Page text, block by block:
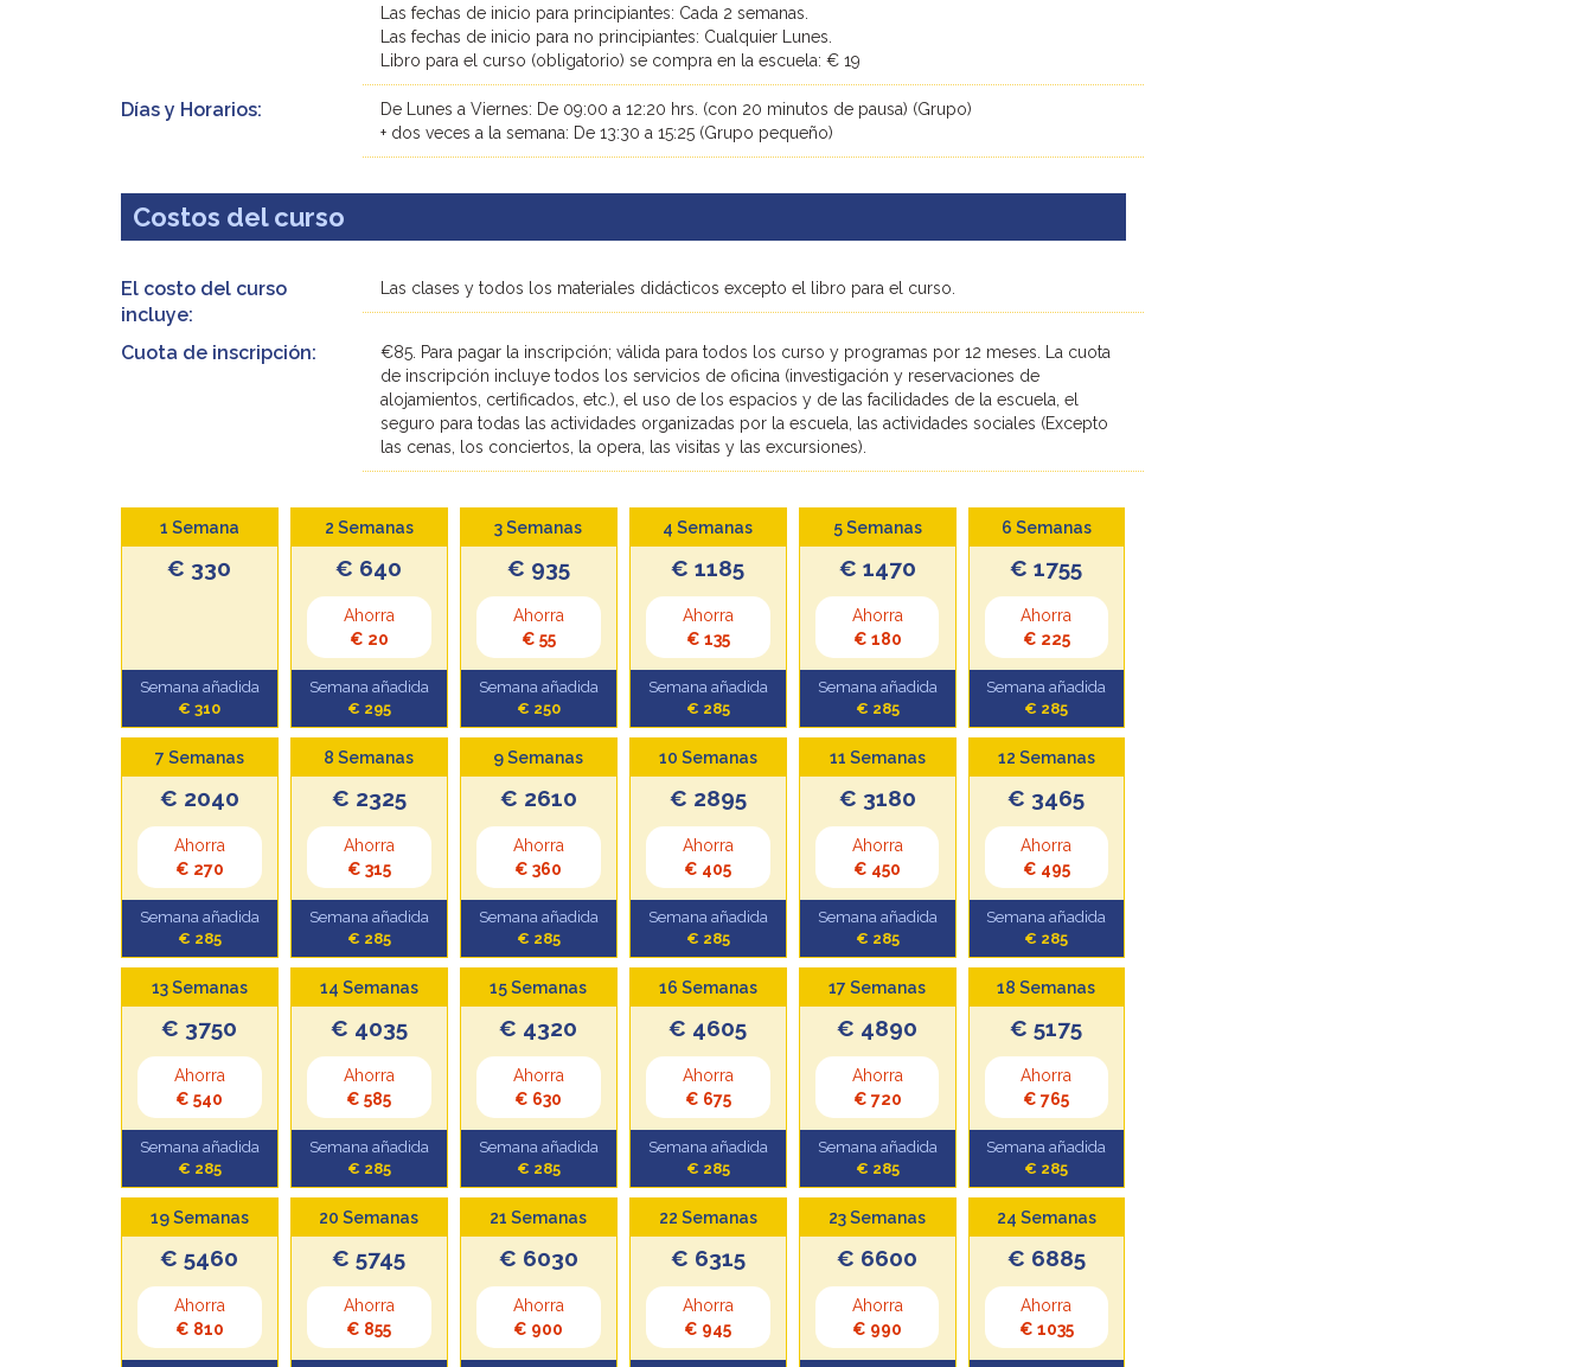
Las fechas de inicio para principiantes: Cada 2 semanas.
Las fechas de inicio para no principiantes: Cualquier Lunes.
Libro para el curso (obligatorio) se compra en la escuela: € 19
Días y Horarios:
De Lunes a Viernes: De 09:00 a 12:20 hrs. (con 20 minutos de pausa) (Grupo)
+ dos veces a la semana: De 13:30 a 15:25 (Grupo pequeño)
Costos del curso
El costo del curso
incluye:
Las clases y todos los materiales didácticos excepto el libro para el curso.
Cuota de inscripción:
€85. Para pagar la inscripción; válida para todos los curso y programas por 12 meses. La cuota
de inscripción incluye todos los servicios de oficina (investigación y reservaciones de
alojamientos, certificados, etc.), el uso de los espacios y de las facilidades de la escuela, el
seguro para todas las actividades organizadas por la escuela, las actividades sociales (Excepto
las cenas, los conciertos, la opera, las visitas y las excursiones).
1 Semana
€ 330
Semana añadida
€ 310
2 Semanas
€ 640
Ahorra
€ 20
Semana añadida
€ 295
3 Semanas
€ 935
Ahorra
€ 55
Semana añadida
€ 250
4 Semanas
€ 1185
Ahorra
€ 135
Semana añadida
€ 285
5 Semanas
€ 1470
Ahorra
€ 180
Semana añadida
€ 285
6 Semanas
€ 1755
Ahorra
€ 225
Semana añadida
€ 285
7 Semanas
€ 2040
Ahorra
€ 270
Semana añadida
€ 285
8 Semanas
€ 2325
Ahorra
€ 315
Semana añadida
€ 285
9 Semanas
€ 2610
Ahorra
€ 360
Semana añadida
€ 285
10 Semanas
€ 2895
Ahorra
€ 405
Semana añadida
€ 285
11 Semanas
€ 3180
Ahorra
€ 450
Semana añadida
€ 285
12 Semanas
€ 3465
Ahorra
€ 495
Semana añadida
€ 285
13 Semanas
€ 3750
Ahorra
€ 540
Semana añadida
€ 285
14 Semanas
€ 4035
Ahorra
€ 585
Semana añadida
€ 285
15 Semanas
€ 4320
Ahorra
€ 630
Semana añadida
€ 285
16 Semanas
€ 4605
Ahorra
€ 675
Semana añadida
€ 285
17 Semanas
€ 4890
Ahorra
€ 720
Semana añadida
€ 285
18 Semanas
€ 5175
Ahorra
€ 765
Semana añadida
€ 285
19 Semanas
€ 5460
Ahorra
€ 810
20 Semanas
€ 5745
Ahorra
€ 855
21 Semanas
€ 6030
Ahorra
€ 900
22 Semanas
€ 6315
Ahorra
€ 945
23 Semanas
€ 6600
Ahorra
€ 990
24 Semanas
€ 6885
Ahorra
€ 1035